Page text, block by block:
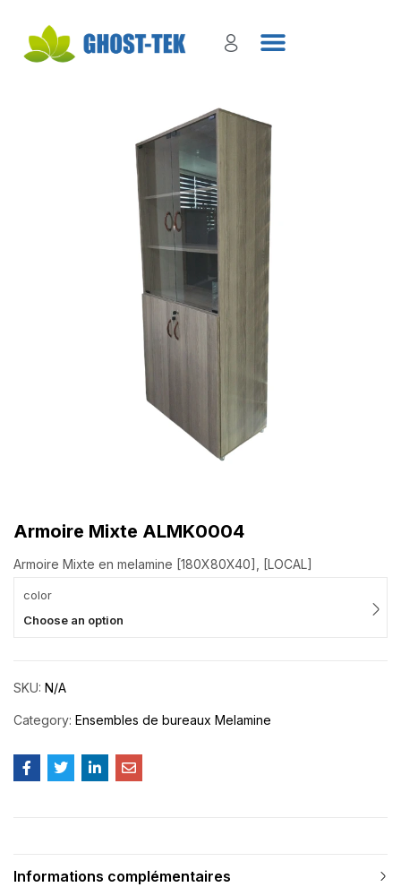
Armoire Mixte ALMK0004
Armoire Mixte en melamine [180X80X40], [LOCAL]
color
Choose an option
SKU: N/A
Category: Ensembles de bureaux Melamine
Informations complémentaires
Sign in
Remember me Lost password?
Create an account